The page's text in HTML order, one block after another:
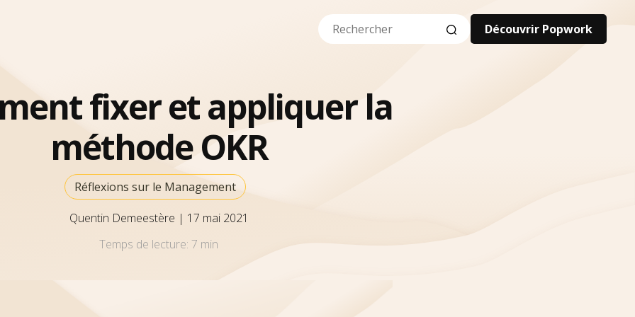
Découvrir Popwork
fixer et appliquer la
méthode OKR
Réflexions sur le Management
Quentin Demeestère | 17 mai 2021
Temps de lecture: 7 min